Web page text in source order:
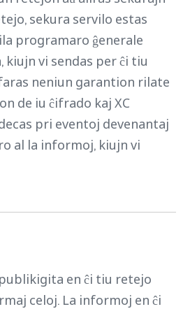
sekura servilo estas
programaro ĝenerale
vi sendas per ĉi tiu
neniun garantion rilate
de iu ĉifrado kaj XC
pri eventoj devenantaj
al la informoj, kiujn vi
en ĉi tiu retejo
celoj. La informoj en ĉi